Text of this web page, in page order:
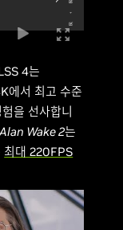
4는
에서 최고 수준
을 선사합니
Alan Wake 2는
최대 220FPS